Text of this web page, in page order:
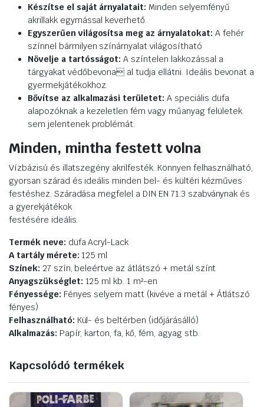
Készítse el saját árnyalatait: Minden selyemfényű
akrillakk egymással keverhető.
Egyszerűen világosítsa meg az árnyalatokat: A fehér
színnel bármilyen színárnyalat világosítható
Növelje a tartósságot: A színtelen lakkozással a
tárgyakat védőbevona al tudja ellátni. Ideális bevonat a
gyermekjátékokhoz.
Bővítse az alkalmazási területet: A speciális düfa
alapozóknak a kezeletlen fém vagy műanyag felületek
sem jelentenek problémát.
Minden, mintha festett volna
Vízbázisú és illatszegény akrilfesték. Könnyen felhasználható,
gyorsan szárad és ideális minden bel- és kültéri kézműves
festéshez. Száradása megfelel a DIN EN 71.3 szabványnak és
a gyerekjátékok
festésére ideális.
Termék neve: düfa Acryl-Lack
A tartály mérete: 125 ml
Színek: 27 szín, beleértve az átlátszó + metál színt
Anyagszükséglet: 125 ml kb. 1 m²-en
Fényessége: Fényes selyem matt (kivéve a metál + Átlátszó
fényes)
Felhasználható: Kül- és beltérben (időjárásálló)
Alkalmazás: Papír, karton, fa, kő, fém, agyag stb.
Kapcsolódó termékek